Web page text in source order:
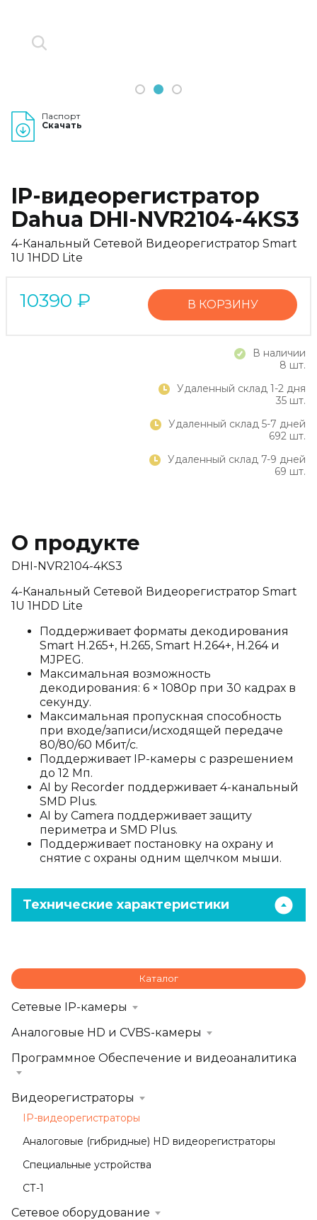
1 2 3
Паспорт
Скачать
IP-видеорегистратор
Dahua DHI-NVR2104-4KS3
4-Канальный Сетевой Видеорегистратор Smart
1U 1HDD Lite
10390 ₽ В КОРЗИНУ
В наличии
8 шт.
Удаленный склад 1-2 дня
35 шт.
Удаленный склад 5-7 дней
692 шт.
Удаленный склад 7-9 дней
69 шт.
О продукте
DHI-NVR2104-4KS3
4-Канальный Сетевой Видеорегистратор Smart
1U 1HDD Lite
Поддерживает форматы декодирования
Smart H.265+, H.265, Smart H.264+, H.264 и
MJPEG.
Максимальная возможность
декодирования: 6 × 1080p при 30 кадрах в
секунду.
Максимальная пропускная способность
при входе/записи/исходящей передаче
80/80/60 Мбит/с.
Поддерживает IP-камеры с разрешением
до 12 Мп.
AI by Recorder поддерживает 4-канальный
SMD Plus.
AI by Camera поддерживает защиту
периметра и SMD Plus.
Поддерживает постановку на охрану и
снятие с охраны одним щелчком мыши.
Технические характеристики
Каталог
Сетевые IP-камеры
Аналоговые HD и CVBS-камеры
Программное Обеспечение и видеоаналитика
Видеорегистраторы
IP-видеорегистраторы
Аналоговые (гибридные) HD видеорегистраторы
Специальные устройства
СТ-1
Сетевое оборудование